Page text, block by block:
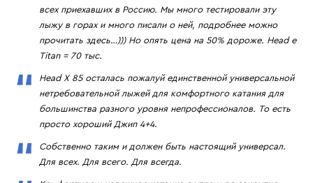
всех приехавших в Россию. Мы много тестировали эту
лыжу в горах и много писали о ней, подробнее можно
прочитать здесь…))) Но опять цена на 50% дороже. Head e
Titan = 70 тыс.
Head X 85 осталась пожалуй единственной универсальной
нетребовательной лыжей для комфортного катания для
большинства разного уровня непрофессионалов. То есть
просто хороший Джип 4+4.
Собственно таким и должен быть настоящий универсал.
Для всех. Для всего. Для всегда.